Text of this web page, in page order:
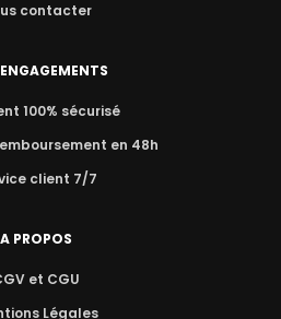
contacter
100% sécurisé
en 48h
client 7/7
A PROPOS
et CGU
Légales